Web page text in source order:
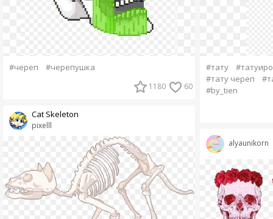
#череп #черепушка
1180 60
pixelll
Cat Skeleton
#тату
#тату череп
#by_tien
alyaunikorn